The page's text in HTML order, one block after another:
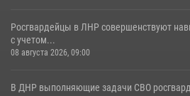
Росгвардейцы в ЛНР совершенствуют
с учетом...
08 августа 2026, 09:00
В ДНР выполняющие задачи СВО